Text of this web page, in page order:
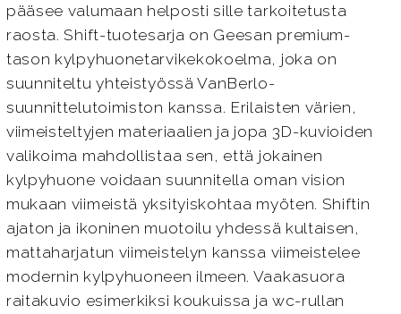
pääsee valumaan helposti sille tarkoitetusta
raosta. Shift-tuotesarja on Geesan premium-
tason kylpyhuonetarvikekokoelma, joka on
suunniteltu yhteistyössä VanBerlo-
suunnittelutoimiston kanssa. Erilaisten värien,
viimeisteltyjen materiaalien ja jopa 3D-kuvioiden
valikoima mahdollistaa sen, että jokainen
kylpyhuone voidaan suunnitella oman vision
mukaan viimeistä yksityiskohtaa myöten. Shiftin
ajaton ja ikoninen muotoilu yhdessä kultaisen,
mattaharjatun viimeistelyn kanssa viimeistelee
modernin kylpyhuoneen ilmeen. Vaakasuora
raitakuvio esimerkiksi koukuissa ja wc-rullan